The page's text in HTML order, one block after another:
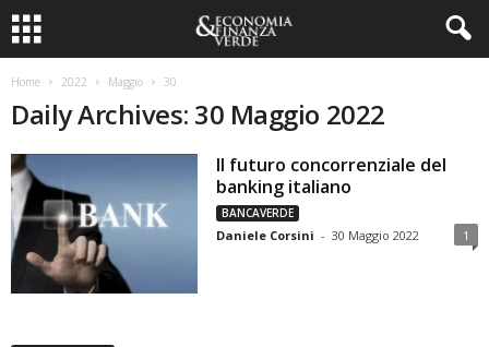
Home 2022 Maggio 30
Daily Archives: 30 Maggio 2022
Il futuro concorrenziale del
banking italiano
BANCAVERDE
Daniele Corsini - 30 Maggio 2022 1